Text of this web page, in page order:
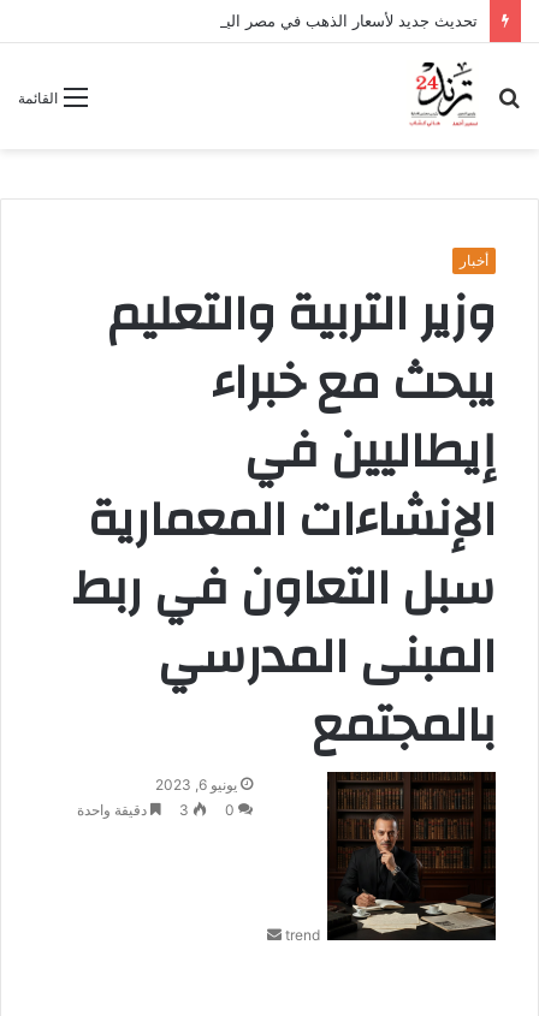
القائمة
بحث
عن
أخبار
وزير التربية والتعليم
يبحث مع خبراء
إيطاليين في
الإنشاءات المعمارية
سبل التعاون في ربط
المبنى المدرسي
بالمجتمع
trend
يونيو 6, 2023
0
3 دقيقة واحدة